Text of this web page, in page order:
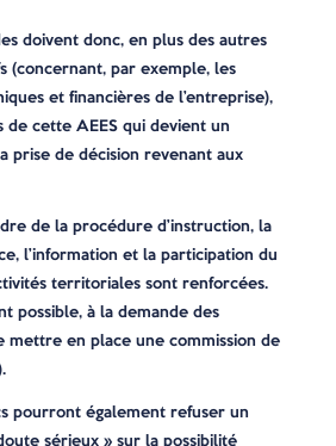
doivent donc, en plus des autres
(concernant, par exemple, les
et financières de l’entreprise),
de cette AEES qui devient un
prise de décision revenant aux
de la procédure d’instruction, la
l’information et la participation du
territoriales sont renforcées.
possible, à la demande des
mettre en place une commission de
pourront également refuser un
sérieux » sur la possibilité